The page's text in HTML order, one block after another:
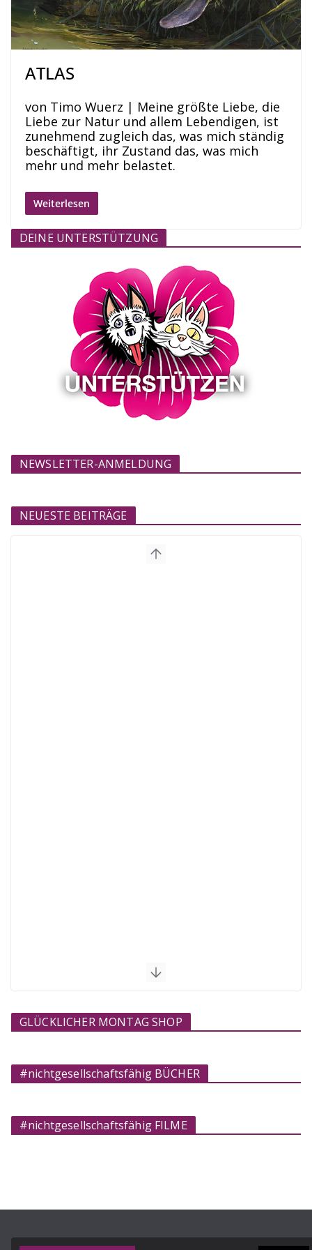
ATLAS
von Timo Wuerz | Meine größte Liebe, die
Liebe zur Natur und allem Lebendigen, ist
zunehmend zugleich das, was mich ständig
beschäftigt, ihr Zustand das, was mich
mehr und mehr belastet.
Weiterlesen
DEINE UNTERSTÜTZUNG
NEWSLETTER-ANMELDUNG
NEUESTE BEITRÄGE
GLÜCKLICHER MONTAG SHOP
#nichtgesellschaftsfähig BÜCHER
#nichtgesellschaftsfähig FILME